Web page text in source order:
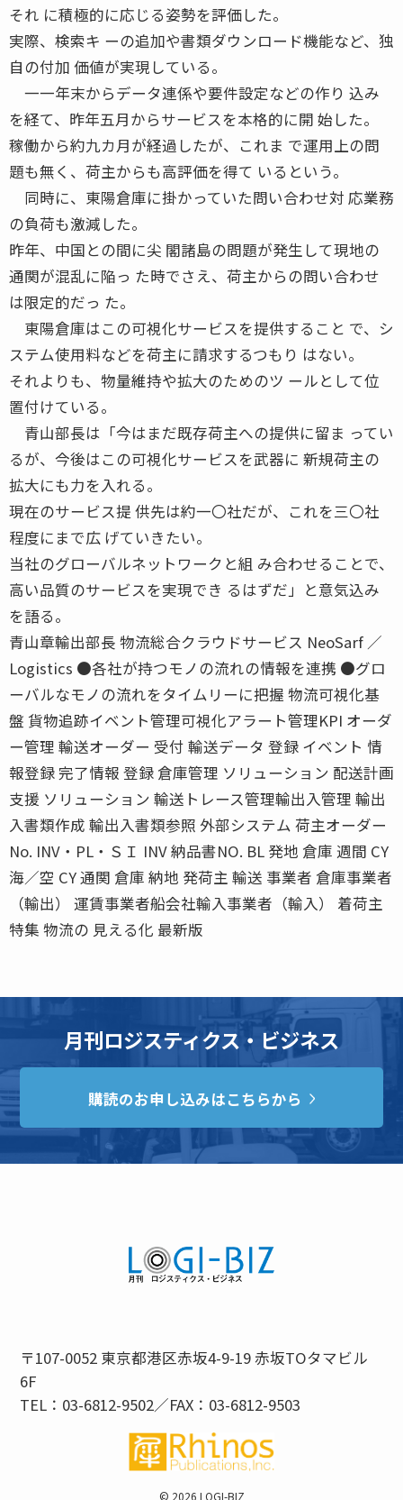
それ に積極的に応じる姿勢を評価した。
実際、検索キ ーの追加や書類ダウンロード機能など、独
自の付加 価値が実現している。
一一年末からデータ連係や要件設定などの作り 込み
を経て、昨年五月からサービスを本格的に開 始した。
稼働から約九カ月が経過したが、これま で運用上の問
題も無く、荷主からも高評価を得て いるという。
同時に、東陽倉庫に掛かっていた問い合わせ対 応業務
の負荷も激減した。
昨年、中国との間に尖 閣諸島の問題が発生して現地の
通関が混乱に陥っ た時でさえ、荷主からの問い合わせ
は限定的だっ た。
東陽倉庫はこの可視化サービスを提供すること で、シ
ステム使用料などを荷主に請求するつもり はない。
それよりも、物量維持や拡大のためのツ ールとして位
置付けている。
青山部長は「今はまだ既存荷主への提供に留ま ってい
るが、今後はこの可視化サービスを武器に 新規荷主の
拡大にも力を入れる。
現在のサービス提 供先は約一〇社だが、これを三〇社
程度にまで広 げていきたい。
当社のグローバルネットワークと組 み合わせることで、
高い品質のサービスを実現でき るはずだ」と意気込み
を語る。
青山章輸出部長 物流総合クラウドサービス NeoSarf ／
Logistics ●各社が持つモノの流れの情報を連携 ●グロ
ーバルなモノの流れをタイムリーに把握 物流可視化基
盤 貨物追跡イベント管理可視化アラート管理KPI オーダ
ー管理 輸送オーダー 受付 輸送データ 登録 イベント 情
報登録 完了情報 登録 倉庫管理 ソリューション 配送計画
支援 ソリューション 輸送トレース管理輸出入管理 輸出
入書類作成 輸出入書類参照 外部システム 荷主オーダー
No. INV・PL・ＳＩ INV 納品書NO. BL 発地 倉庫 週間 CY
海／空 CY 通関 倉庫 納地 発荷主 輸送 事業者 倉庫事業者
（輸出） 運賃事業者船会社輸入事業者（輸入） 着荷主
特集 物流の 見える化 最新版
月刊ロジスティクス・ビジネス
購読のお申し込みはこちらから
〒107-0052 東京都港区赤坂4-9-19 赤坂TOタマビル
6F
TEL：03-6812-9502／FAX：03-6812-9503
© 2026 LOGI-BIZ